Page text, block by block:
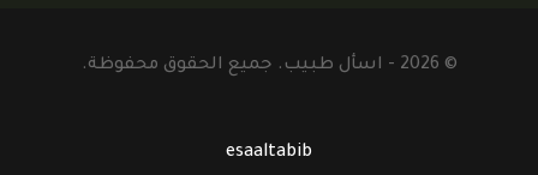
© 2026 - اسأل طبيب. جميع الحقوق محفوظة.
esaaltabib